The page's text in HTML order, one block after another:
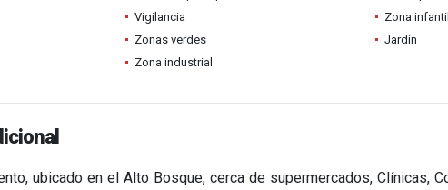
Vigilancia
Zona infantil
Zonas verdes
Jardín
Zona industrial
ubicado en el Alto Bosque, cerca de supermercados, Clínicas,